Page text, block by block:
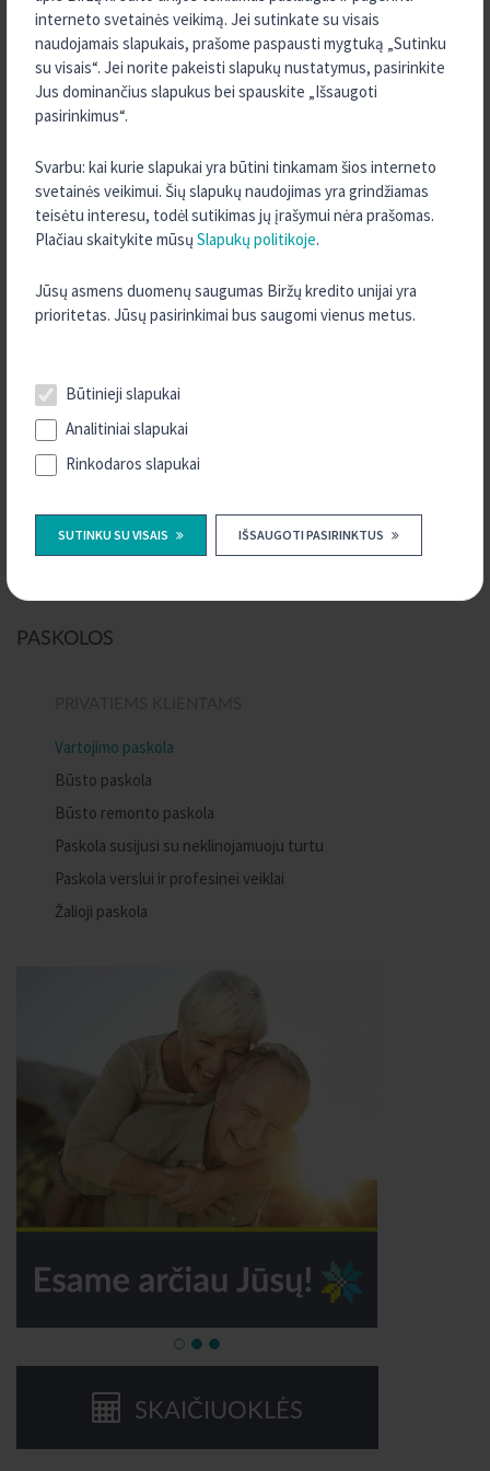
interneto svetainės veikimą. Jei sutinkate su visais
naudojamais slapukais, prašome paspausti mygtuką „Sutinku
su visais“. Jei norite pakeisti slapukų nustatymus, pasirinkite
Jus dominančius slapukus bei spauskite „Išsaugoti
pasirinkimus“.
Svarbu: kai kurie slapukai yra būtini tinkamam šios interneto
svetainės veikimui. Šių slapukų naudojimas yra grindžiamas
teisėtu interesu, todėl sutikimas jų įrašymui nėra prašomas.
Plačiau skaitykite mūsų Slapukų politikoje.
Jūsų asmens duomenų saugumas Biržų kredito unijai yra
prioritetas. Jūsų pasirinkimai bus saugomi vienus metus.
Būtinieji slapukai
Analitiniai slapukai
Rinkodaros slapukai
SUTINKU SU VISAIS IŠSAUGOTI PASIRINKTUS
galimybes.
Daugiau informacijos apie paskolos suteikimo sąlygas teiraukitės
Biržų kredito unijoje.
Jūsų patogumui į kredito uniją galite kreiptis iš anksto užpildę
paraišką vartojimo paskolai gauti.
Paraiška
TURITE KLAUSIMŲ?
SUSISIEKITE SU MUMIS
PASKOLOS
Vartojimo paskola
Būsto paskola
Būsto remonto paskola
Paskola susijusi su neklinojamuoju turtu
Paskola verslui ir profesinei veiklai
Žalioji paskola
SKAIČIUOKLĖS